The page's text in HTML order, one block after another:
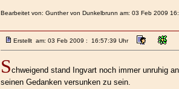
Bearbeitet von: Gunther von Dunkelbrunn am: 03 Feb 2009
Erstellt am: 03 Feb 2009 : 16:57:39 Uhr
Schweigend stand Ingvart noch immer unruhig
seinen Gedanken versunken zu sein.